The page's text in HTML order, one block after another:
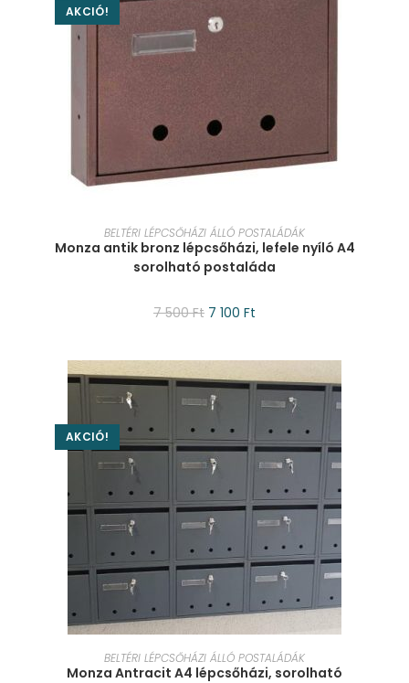
AKCIÓ!
KOSÁRBA TESZEM
BELTÉRI LÉPCSŐHÁZI ÁLLÓ POSTALÁDÁK
Monza antik bronz lépcsőházi, lefele nyíló A4
sorolható postaláda
7 500Ft 7 100 Ft
AKCIÓ!
KOSÁRBA TESZEM
BELTÉRI LÉPCSŐHÁZI ÁLLÓ POSTALÁDÁK
Monza Antracit A4 lépcsőházi, sorolható